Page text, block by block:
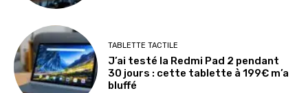
TABLETTE TACTILE
J’ai testé la Redmi Pad 2 pendant
30 jours : cette tablette à 199€ m’a
bluffé